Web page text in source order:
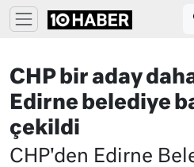
CHP bir aday
Edirne belediye
çekildi
CHP'den Edirne